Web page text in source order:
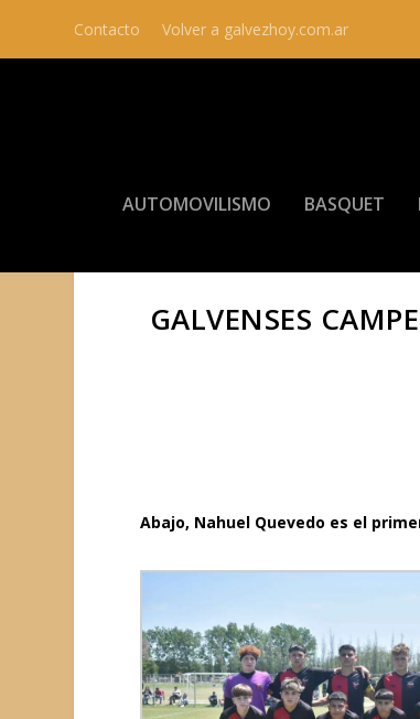
Contacto Volver a galvezhoy.com.ar
AUTOMOVILISMO BASQUET
GALVENSES
Abajo, Nahuel Quevedo es el